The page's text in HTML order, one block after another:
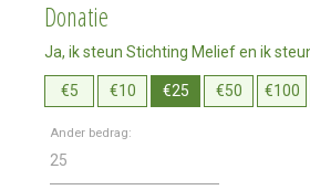
Donatie
Ja, ik steun Stichting Melief en ik
€5 €10 €25 €50 €100
Ander bedrag: